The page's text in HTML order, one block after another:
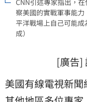
察美國的實戰軍事能
平洋戰場上自己可能
成）
[廣告]
美國有線電視新